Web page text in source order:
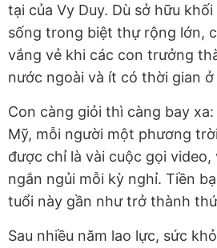
tại của Vy Duy. Dù sở hữu
sống trong biệt thự rộng lớn,
vắng vẻ khi các con trưởng
nước ngoài và ít có thời gian ở
Con càng giỏi thì càng bay
Mỹ, mỗi người một phương
được chỉ là vài cuộc gọi video,
ngắn ngủi mỗi kỳ nghỉ. Tiền
tuổi này gần như trở thành
Sau nhiều năm lao lực, sức